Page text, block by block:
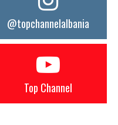
@topchannelalbania
Top Channel